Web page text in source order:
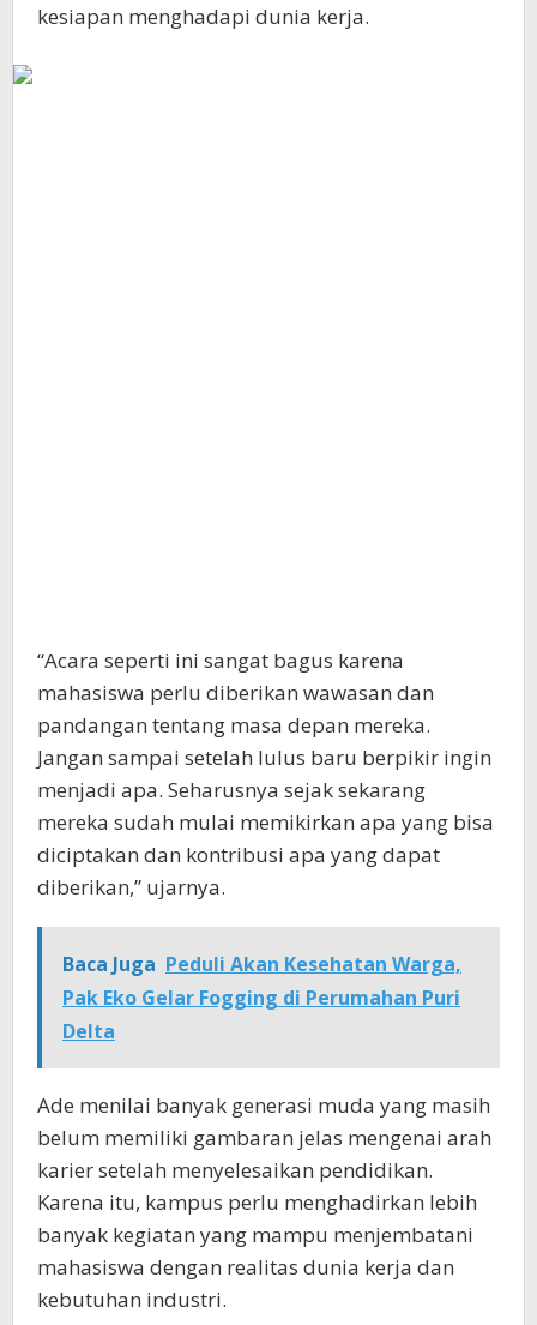
kesiapan menghadapi dunia kerja.
“Acara seperti ini sangat bagus karena
mahasiswa perlu diberikan wawasan dan
pandangan tentang masa depan mereka.
Jangan sampai setelah lulus baru berpikir ingin
menjadi apa. Seharusnya sejak sekarang
mereka sudah mulai memikirkan apa yang bisa
diciptakan dan kontribusi apa yang dapat
diberikan,” ujarnya.
Baca Juga Peduli Akan Kesehatan Warga,
Pak Eko Gelar Fogging di Perumahan Puri
Delta
Ade menilai banyak generasi muda yang masih
belum memiliki gambaran jelas mengenai arah
karier setelah menyelesaikan pendidikan.
Karena itu, kampus perlu menghadirkan lebih
banyak kegiatan yang mampu menjembatani
mahasiswa dengan realitas dunia kerja dan
kebutuhan industri.